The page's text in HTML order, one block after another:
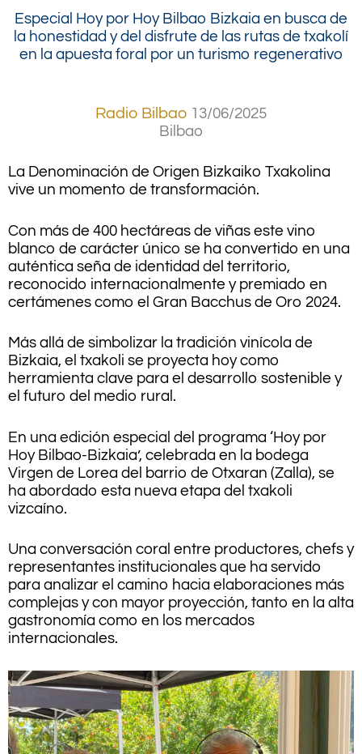
Especial Hoy por Hoy Bilbao Bizkaia en busca de
la honestidad y del disfrute de las rutas de txakolí
en la apuesta foral por un turismo regenerativo
Radio Bilbao 13/06/2025
Bilbao
La Denominación de Origen Bizkaiko Txakolina
vive un momento de transformación.
Con más de 400 hectáreas de viñas este vino
blanco de carácter único se ha convertido en una
auténtica seña de identidad del territorio,
reconocido internacionalmente y premiado en
certámenes como el Gran Bacchus de Oro 2024.
Más allá de simbolizar la tradición vinícola de
Bizkaia, el txakoli se proyecta hoy como
herramienta clave para el desarrollo sostenible y
el futuro del medio rural.
En una edición especial del programa ‘Hoy por
Hoy Bilbao-Bizkaia’, celebrada en la bodega
Virgen de Lorea del barrio de Otxaran (Zalla), se
ha abordado esta nueva etapa del txakoli
vizcaíno.
Una conversación coral entre productores, chefs y
representantes institucionales que ha servido
para analizar el camino hacia elaboraciones más
complejas y con mayor proyección, tanto en la alta
gastronomía como en los mercados
internacionales.